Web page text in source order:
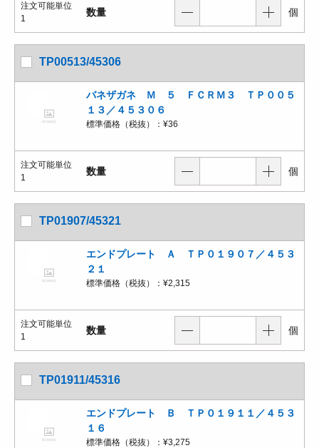
注文可能単位
1
数量 個
TP00513/45306
バネザガネ Ｍ ５ ＦＣＲＭ３ ＴＰ００５
１３／４５３０６
標準価格（税抜）： ¥36
注文可能単位
1
数量 個
TP01907/45321
エンドプレート Ａ ＴＰ０１９０７／４５３
２１
標準価格（税抜）： ¥2,315
注文可能単位
1
数量 個
TP01911/45316
エンドプレート Ｂ ＴＰ０１９１１／４５３
１６
標準価格（税抜）： ¥3,275